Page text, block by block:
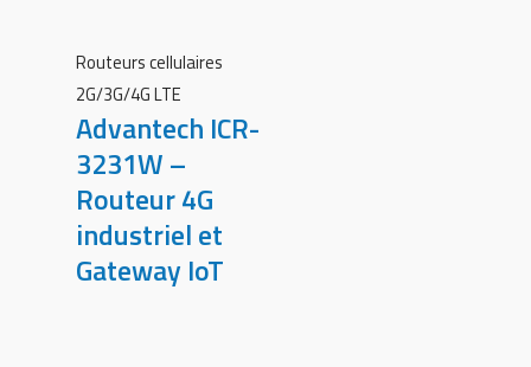
Routeurs cellulaires
2G/3G/4G LTE
Advantech ICR-
3231W –
Routeur 4G
industriel et
Gateway IoT